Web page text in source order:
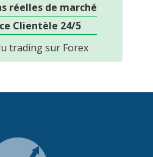
réelles de marché
Clientèle 24/5
trading sur Forex